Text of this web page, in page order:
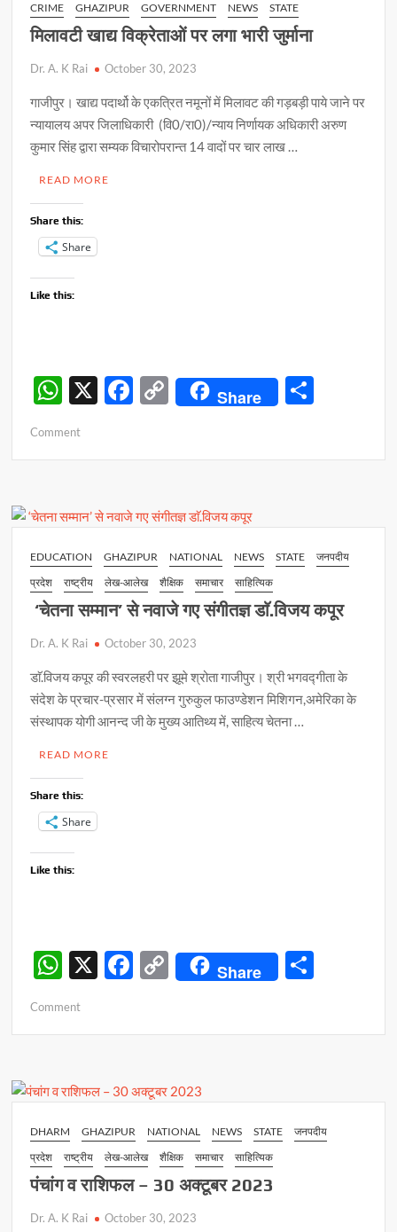
2023
CRIME GHAZIPUR GOVERNMENT NEWS STATE
मिलावटी खाद्य विक्रेताओं पर लगा भारी जुर्माना
Dr. A. K Rai October 30, 2023
गाजीपुर। खाद्य पदार्थो के एकत्रित नमूनों में मिलावट की गड़बड़ी पाये जाने पर
न्यायालय अपर जिलाधिकारी (वि0/रा0)/न्याय निर्णायक अधिकारी अरुण
कुमार सिंह द्वारा सम्यक विचारोपरान्त 14 वादों पर चार लाख …
READ MORE
Share this:
Share
Like this:
W
at
p
p
X
F
o
k
C
o
Li
n
k
Share
Commenton
पर
लगा
जुर्माना
EDUCATION GHAZIPUR NATIONAL NEWS STATE
जनपदीय
प्रदेश
राष्ट्रीय लेख-आलेख शैक्षिक समाचार साहित्यिक
‘चेतना सम्मान’ से नवाजे गए संगीतज्ञ डाॅ.विजय कपूर
Dr. A. K Rai October 30, 2023
डाॅ.विजय कपूर की स्वरलहरी पर झूमे श्रोता गाजीपुर। श्री भगवद्गीता के
संदेश के प्रचार-प्रसार में संलग्न गुरुकुल फाउण्डेशन मिशिगन,अमेरिका के
संस्थापक योगी आनन्द जी के मुख्य आतिथ्य में, साहित्य चेतना …
READ MORE
Share this:
Share
Like this:
W
at
A
p
p
X
F
o
k
C
o
Li
n
k
Share
Commenton
गए
डाॅ.विजय
कपूर
DHARM GHAZIPUR NATIONAL NEWS STATE
जनपदीय
प्रदेश
राष्ट्रीय लेख-आलेख शैक्षिक समाचार साहित्यिक
पंचांग व राशिफल – 30 अक्टूबर 2023
Dr. A. K Rai October 30, 2023